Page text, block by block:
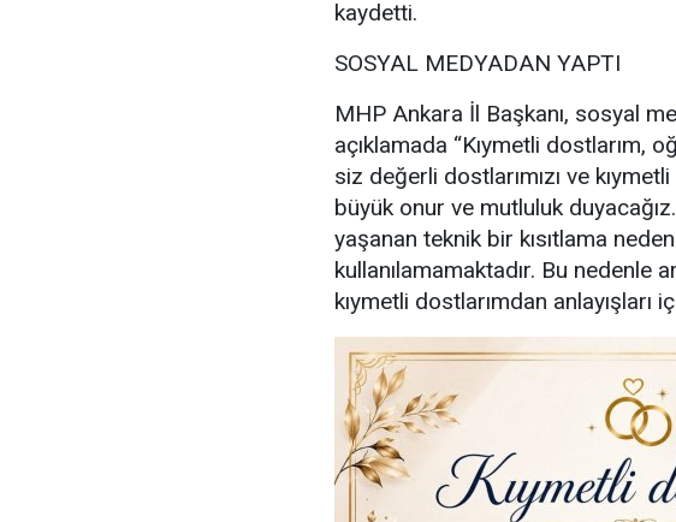
kaydetti.
SOSYAL MEDYADAN YAPTI
MHP Ankara İl Başkanı, sosyal
açıklamada “Kıymetli dostlarım,
siz değerli dostlarımızı ve
büyük onur ve mutluluk
yaşanan teknik bir kısıtlama
kullanılamamaktadır. Bu nedenle
kıymetli dostlarımdan anlayışları